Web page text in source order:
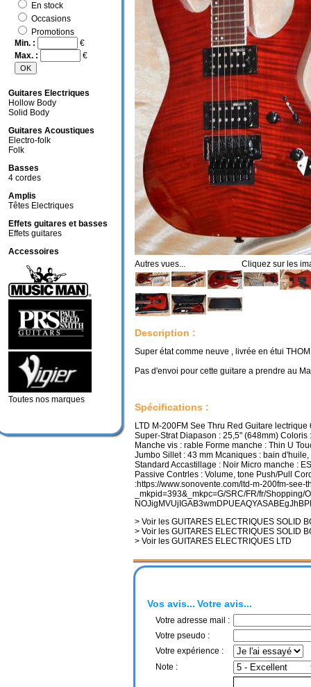
Autres vues... Cliquez sur les
Description :
Super état comme neuve , livrée en étui
Pas d'envoi pour cette guitare a prendre au
Spécifications :
LTD M-200FM See Thru Red Guitare
Super-Strat Diapason : 25,5" (648mm)
Manche vis : rable Forme manche : Thin U
Jumbo Sillet : 43 mm Mcaniques : bain
Standard Accastillage : Noir Micro manche :
Passive Contrles : Volume, tone Push/Pull
:https://www.sonovente.com/ltd-m-200fm-see-
_mkpid=393&_mkpc=G/SRC/FR/fr/
> Voir les GUITARES ELECTRIQUES SOLID
> Voir les GUITARES ELECTRIQUES SOLID
> Voir les GUITARES ELECTRIQUES LTD
Vos avis... Votre avis...
Votre adresse mail :
Votre pseudo :
Votre expérience :
Note :
En stock
Occasions
Promotions
Min. :
€
Max. :
€
Guitares Electriques
Hollow Body
Solid Body
Guitares Acoustiques
Electro-folk
Folk
Basses
4 cordes
Amplis
Têtes Electriques
Effets guitares et basses
Effets guitares
Accessoires
Toutes nos marques